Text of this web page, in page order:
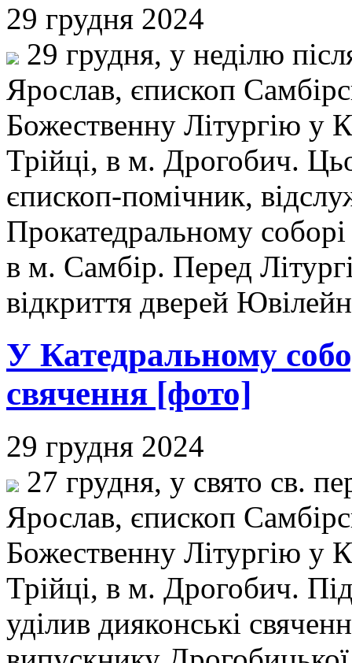
29 грудня 2024
29 грудня, у неділю
Ярослав, єпископ
Божественну Літургію у
Трійці, в м. Дрогобич.
єпископ-помічник,
Прокатедральному
в м. Самбір. Перед
відкриття дверей
У Катедральному
свячення [фото]
29 грудня 2024
27 грудня, у свято св.
Ярослав, єпископ
Божественну Літургію у
Трійці, в м. Дрогобич.
уділив дияконські